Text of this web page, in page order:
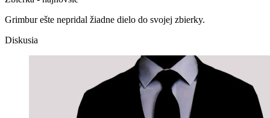
Grimbur ešte nepridal žiadne dielo do svojej zbierky.
Diskusia